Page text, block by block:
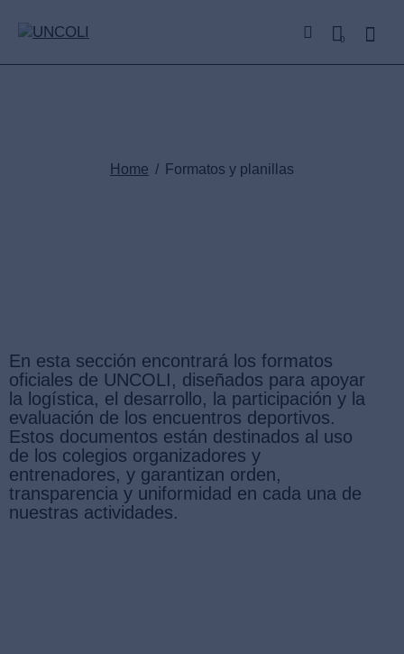
0
Home Formatos y planillas
En esta sección encontrará los formatos
oficiales de UNCOLI, diseñados para apoyar
la logística, el desarrollo, la participación y la
evaluación de los encuentros deportivos.
Estos documentos están destinados al uso
de los colegios organizadores y
entrenadores, y garantizan orden,
transparencia y uniformidad en cada una de
nuestras actividades.